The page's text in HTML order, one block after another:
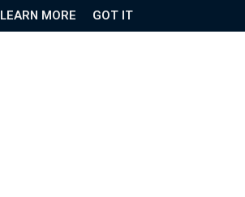
LEARN MORE GOT IT